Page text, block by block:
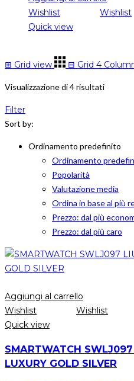
Wishlist
Wishlist
Quick view
⊞ Grid view ⊟ Grid 4
Visualizzazione di 4 risultati
Filter
Sort by:
Ordinamento predefinito
Ordinamento
Popolarità
Valutazione media
Ordina in base al più
Prezzo: dal più
Prezzo: dal più caro
Aggiungi al carrello
Wishlist
Wishlist
Quick view
SMARTWATCH
LUXURY GOLD SILVER